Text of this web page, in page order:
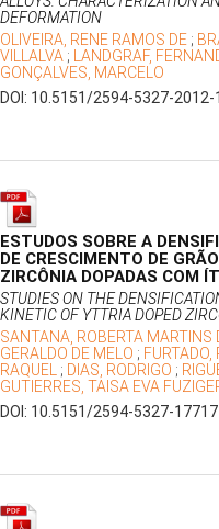
DEFORMATION
OLIVEIRA, RENE RAMOS DE ;
VILLALVA ; LANDGRAF,
GONÇALVES, MARCELO
DOI: 10.5151/2594-5327-
ESTUDOS SOBRE A
DE CRESCIMENTO DE
ZIRCÔNIA DOPADAS COM
STUDIES ON THE
KINETIC OF YTTRIA DOPED
SANTANA, ROBERTA MARTINS
GERALDO DE MELO ; FURTADO,
RAQUEL ; DIAS, RODRIGO ;
GUTIERRES, TAISA EVA
DOI: 10.5151/2594-5327-17717